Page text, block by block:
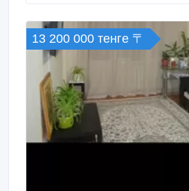
13 200 000 тенге 〒